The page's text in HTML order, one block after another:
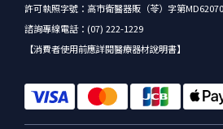
許可執照字號：高市衛醫器販（苓）字第
諮詢專線電話：(07) 222-1229
【消費者使用前應詳閱醫療器材說明書】